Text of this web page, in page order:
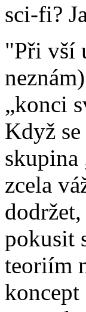
sci-fi?
"Při vší
„konci
Když
skupina
zcela
pokusit
teoriím
koncept